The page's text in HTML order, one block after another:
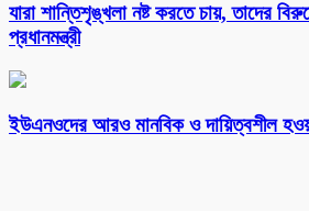
যারা শান্তিশৃঙ্খলা নষ্ট করতে চায়, তাদের
প্রধানমন্ত্রী
ইউএনওদের আরও মানবিক ও দায়িত্বশীল